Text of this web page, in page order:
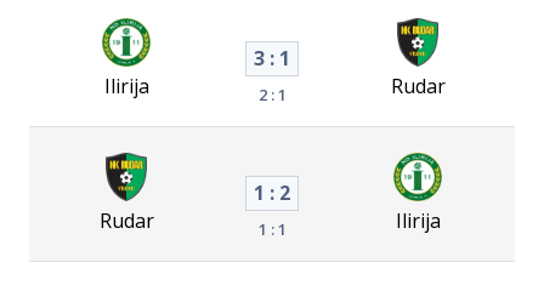
Ilirija
3 : 1
2 : 1 Rudar
Rudar
1 : 2
1 : 1 Ilirija